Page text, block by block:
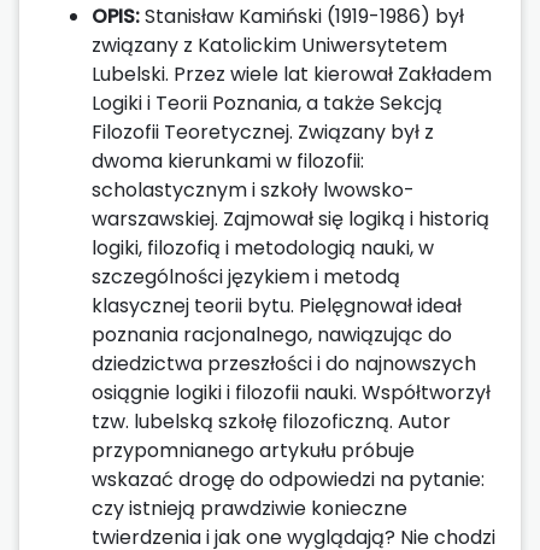
OPIS:Stanisław Kamiński (1919-1986) był
związany z Katolickim Uniwersytetem
Lubelski. Przez wiele lat kierował Zakładem
Logiki i Teorii Poznania, a także Sekcją
Filozofii Teoretycznej. Związany był z
dwoma kierunkami w filozofii:
scholastycznym i szkoły lwowsko-
warszawskiej. Zajmował się logiką i historią
logiki, filozofią i metodologią nauki, w
szczególności językiem i metodą
klasycznej teorii bytu. Pielęgnował ideał
poznania racjonalnego, nawiązując do
dziedzictwa przeszłości i do najnowszych
osiągnie logiki i filozofii nauki. Współtworzył
tzw. lubelską szkołę filozoficzną. Autor
przypomnianego artykułu próbuje
wskazać drogę do odpowiedzi na pytanie:
czy istnieją prawdziwie konieczne
twierdzenia i jak one wyglądają? Nie chodzi